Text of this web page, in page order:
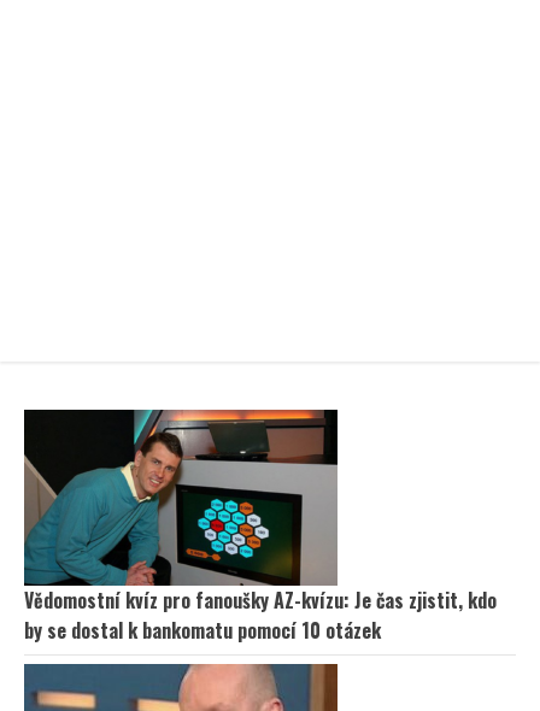
Vědomostní kvíz pro fanoušky AZ-kvízu: Je čas zjistit, kdo
by se dostal k bankomatu pomocí 10 otázek